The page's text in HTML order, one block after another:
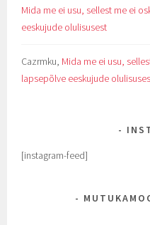
Mida me ei usu, sellest me ei
eeskujude olulisusest
Cazrmku Mida me ei usu,
lapsepõlve eeskujude
[instagram-feed]